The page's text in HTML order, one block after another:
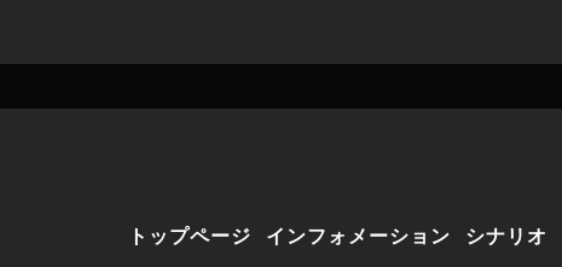
トップページ インフォメーション シナリオ